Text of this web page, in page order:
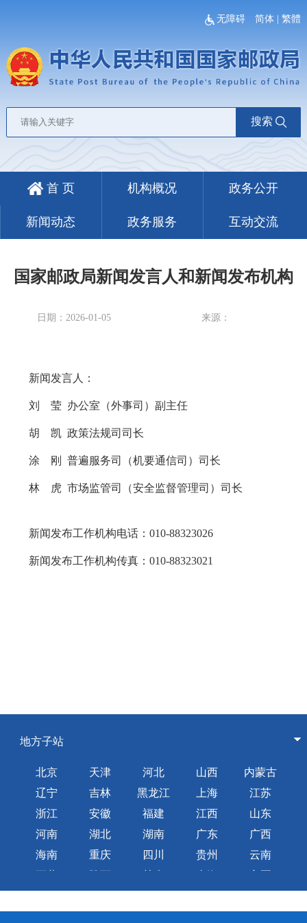
无障碍 简体 |繁體
搜索
首 页 机构概况 政务公开
新闻动态 政务服务 互动交流
国家邮政局新闻发言人和新闻发布机构
日期：2026-01-05 来源：
新闻发言人：
刘 莹 办公室（外事司）副主任
胡 凯 政策法规司司长
涂 刚 普遍服务司（机要通信司）司长
林 虎 市场监管司（安全监督管理司）司长
新闻发布工作机构电话：010-88323026
新闻发布工作机构传真：010-88323021
地方子站
北京 天津 河北 山西
内蒙古
辽宁
吉林 黑龙江 上海
江苏
浙江
安徽 福建 江西
山东
河南
湖北 湖南 广东
广西
海南
重庆 四川 贵州
云南